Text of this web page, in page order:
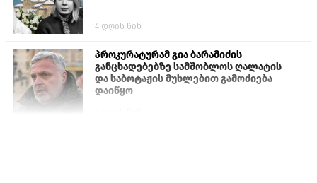
4 დღის წინ
პროკურატურამ გია ბარამიძის
განცხადებებზე სამშობლოს ღალატის
და საბოტაჟის მუხლებით გამოძიება
დაიწყო